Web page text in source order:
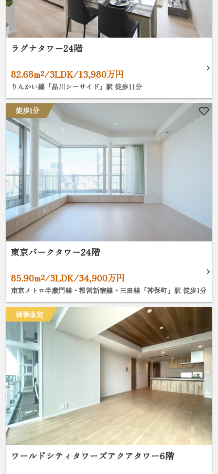
ラグナタワー24階
82.68m²/3LDK/13,980万円
りんかい線「品川シーサイド」駅 徒歩11分
徒歩1分
東京パークタワー24階
85.90m²/3LDK/34,900万円
東京メトロ半蔵門線・都営新宿線・三田線「神保町」駅 徒歩1分
価格改定
ワールドシティタワーズアクアタワー6階